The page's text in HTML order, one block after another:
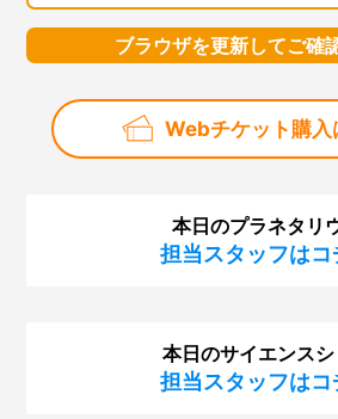
ブラウザを更新してご確
Webチケット購入
本日のプラネタリ
担当スタッフはコ
本日のサイエンス
担当スタッフはコ